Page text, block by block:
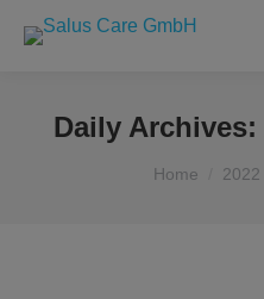
Daily Archives:
Home 2022